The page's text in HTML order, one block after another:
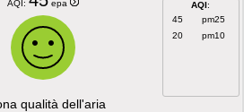
AQI: epa AQI:
45
pm25
20
pm10
qualità dell'aria